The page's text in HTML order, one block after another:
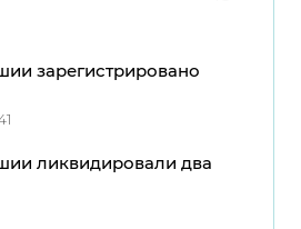
зарегистрировано
ликвидировали два